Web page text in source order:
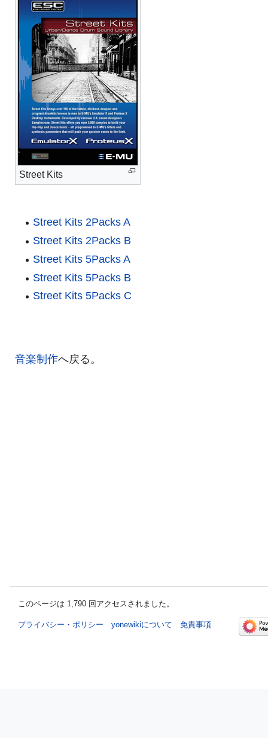
Street Kits
Street Kits 2Packs A
Street Kits 2Packs B
Street Kits 5Packs A
Street Kits 5Packs B
Street Kits 5Packs C
音楽制作へ戻る。
このページは 1,790 回アクセスされました。
プライバシー・ポリシー yonewikiについて 免責事項